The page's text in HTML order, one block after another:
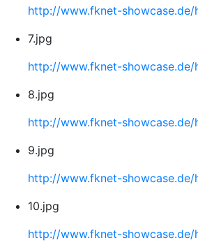
http://www.fknet-
7.jpg
http://www.fknet-showcase.de/
8.jpg
http://www.fknet-
9.jpg
http://www.fknet-
10.jpg
http://www.fknet-showcase.de/